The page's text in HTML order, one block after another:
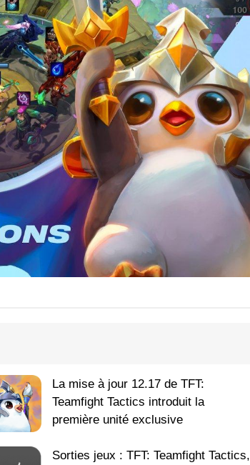
La mise à jour 12.17 de TFT:
Teamfight Tactics introduit la
première unité exclusive
Sorties jeux : TFT: Teamfight Tactics,